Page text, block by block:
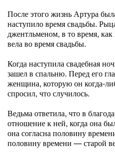
После этого жизнь Артура
наступило время свадьбы.
джентльменом, в то время, как
вела во время свадьбы.
Когда наступила свадебная
зашел в спальню. Перед его
женщина, которую он когда-
спросил, что случилось.
Ведьма ответила, что в
отношение к ней, когда она
она согласна половину
половину времени — старой